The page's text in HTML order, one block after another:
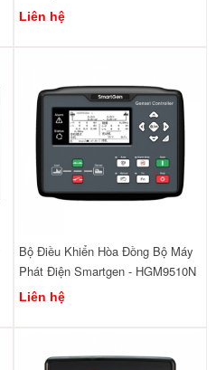
Liên hệ
Bộ Điều Khiển Hòa Đồng Bộ Máy
Phát Điện Smartgen - HGM9510N
Liên hệ